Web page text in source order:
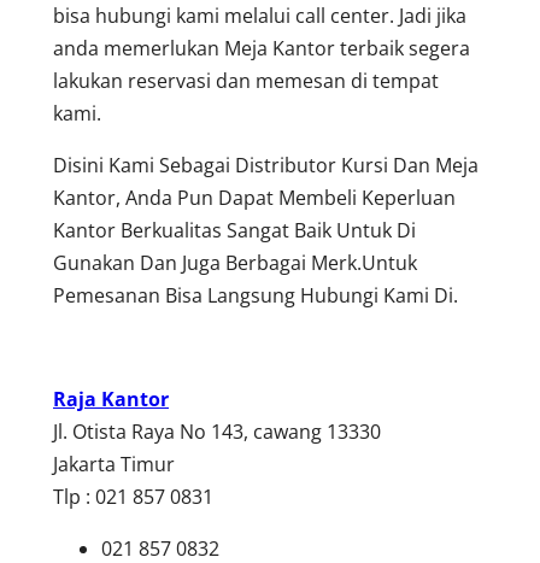
bisa hubungi kami melalui call center. Jadi jika
anda memerlukan Meja Kantor terbaik segera
lakukan reservasi dan memesan di tempat
kami.
Disini Kami Sebagai Distributor Kursi Dan Meja
Kantor, Anda Pun Dapat Membeli Keperluan
Kantor Berkualitas Sangat Baik Untuk Di
Gunakan Dan Juga Berbagai Merk.Untuk
Pemesanan Bisa Langsung Hubungi Kami Di.
Raja Kantor
Jl. Otista Raya No 143, cawang 13330
Jakarta Timur
Tlp : 021 857 0831
021 857 0832